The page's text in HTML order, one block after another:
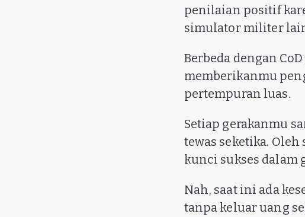
penilaian positif
simulator militer
Berbeda dengan
memberikanmu
pertempuran luas.
Setiap gerakanmu
tewas seketika.
kunci sukses dalam
Nah, saat ini ada
tanpa keluar uang